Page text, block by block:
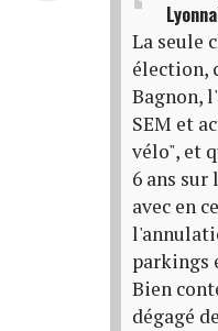
La seule
élection,
Bagnon,
SEM et
vélo", et
6 ans sur
avec en
parkings
Bien
dégagé